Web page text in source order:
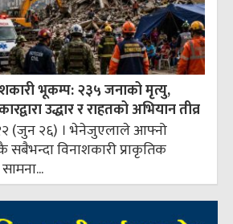
भूकम्प: २३५ जनाको मृत्यु,
उद्धार र राहतको अभियान तीव्र
(जुन २६) । भेनेजुएलाले आफ्नो
विनाशकारी प्राकृतिक